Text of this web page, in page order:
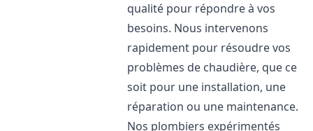
qualité pour répondre à vos
besoins. Nous intervenons
rapidement pour résoudre vos
problèmes de chaudière, que ce
soit pour une installation, une
réparation ou une maintenance.
Nos plombiers expérimentés